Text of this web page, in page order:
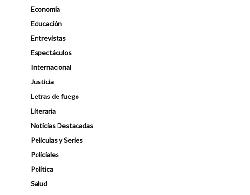
Economía
Educación
Entrevistas
Espectáculos
Internacional
Justicia
Letras de fuego
Literaria
Noticias Destacadas
Peliculas y Series
Policiales
Política
Salud